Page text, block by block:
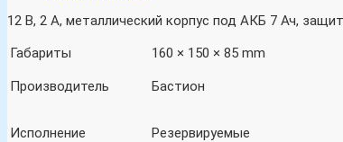
12 В, 2 А, металлический корпус под АКБ 7 Ач,
Габариты
160 × 150 × 85 mm
Производитель Бастион
Исполнение Резервируемые